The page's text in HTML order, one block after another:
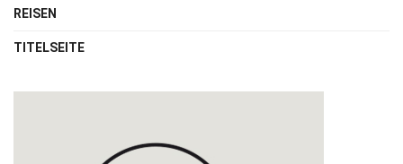
REISEN
TITELSEITE